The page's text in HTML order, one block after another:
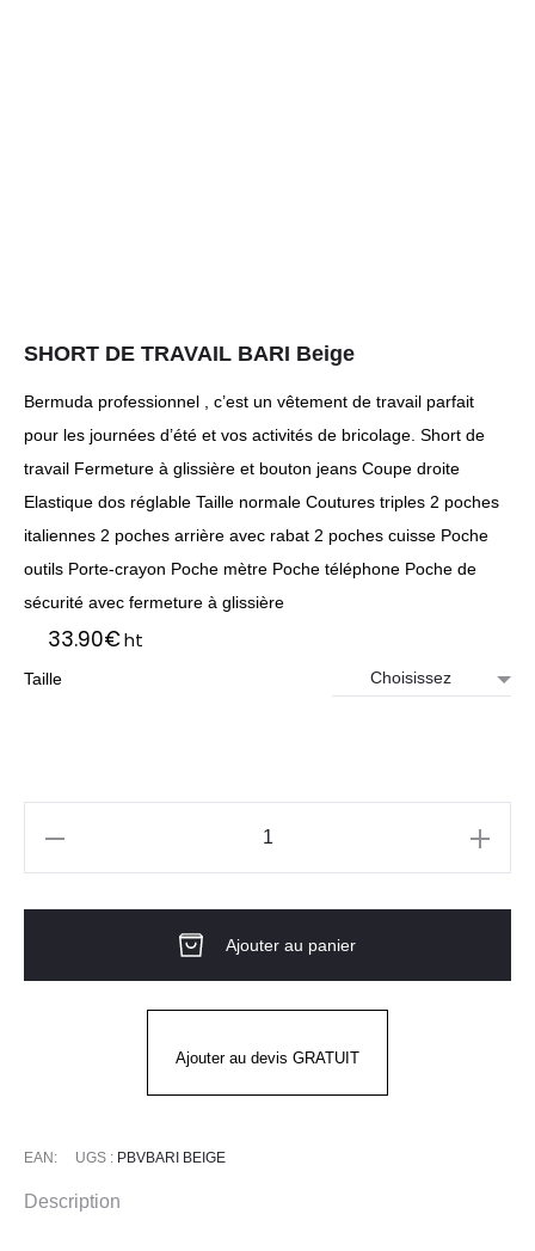
SHORT DE TRAVAIL BARI Beige
Bermuda professionnel , c’est un vêtement de travail parfait
pour les journées d’été et vos activités de bricolage. Short de
travail Fermeture à glissière et bouton jeans Coupe droite
Elastique dos réglable Taille normale Coutures triples 2 poches
italiennes 2 poches arrière avec rabat 2 poches cuisse Poche
outils Porte-crayon Poche mètre Poche téléphone Poche de
sécurité avec fermeture à glissière
33.90€ht
Taille
Ajouter au panier
Ajouter au devis GRATUIT
EAN: UGS : PBVBARI BEIGE
Description